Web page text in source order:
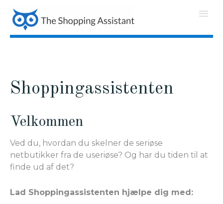
Shoppingassistenten
Velkommen
Ved du, hvordan du skelner de seriøse
netbutikker fra de useriøse? Og har du tiden til at
finde ud af det?
Lad Shoppingassistenten hjælpe dig med: